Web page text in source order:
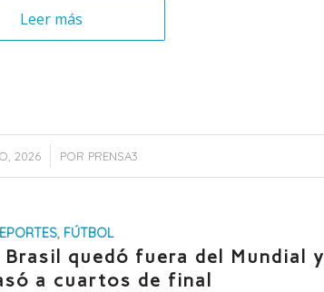
Leer más
2026 POR PRENSA3
, FÚTBOL
quedó fuera del Mundial y
a cuartos de final